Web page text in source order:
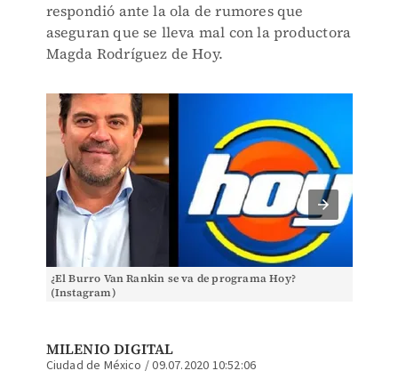
respondió ante la ola de rumores que
aseguran que se lleva mal con la productora
Magda Rodríguez de Hoy.
¿El Burro Van Rankin se va de programa Hoy?
(Instagram)
MILENIO DIGITAL
Ciudad de México /09.07.2020 10:52:06